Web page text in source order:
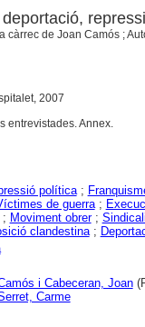
de Joan Camós ;
2007
entrevistades. Annex.
política;
de guerra;
Moviment obrer;
clandestina;
i Cabeceran, Joan
Carme